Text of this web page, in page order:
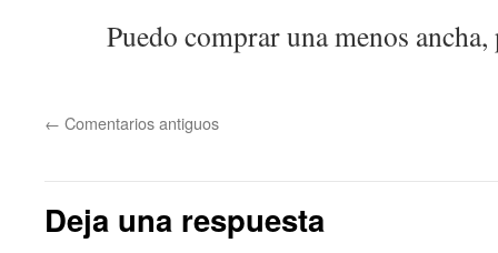
Puedo comprar una menos
← Comentarios antiguos
Deja una respuesta